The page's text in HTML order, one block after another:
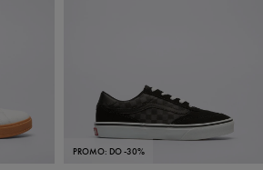
PROMO: DO -30%